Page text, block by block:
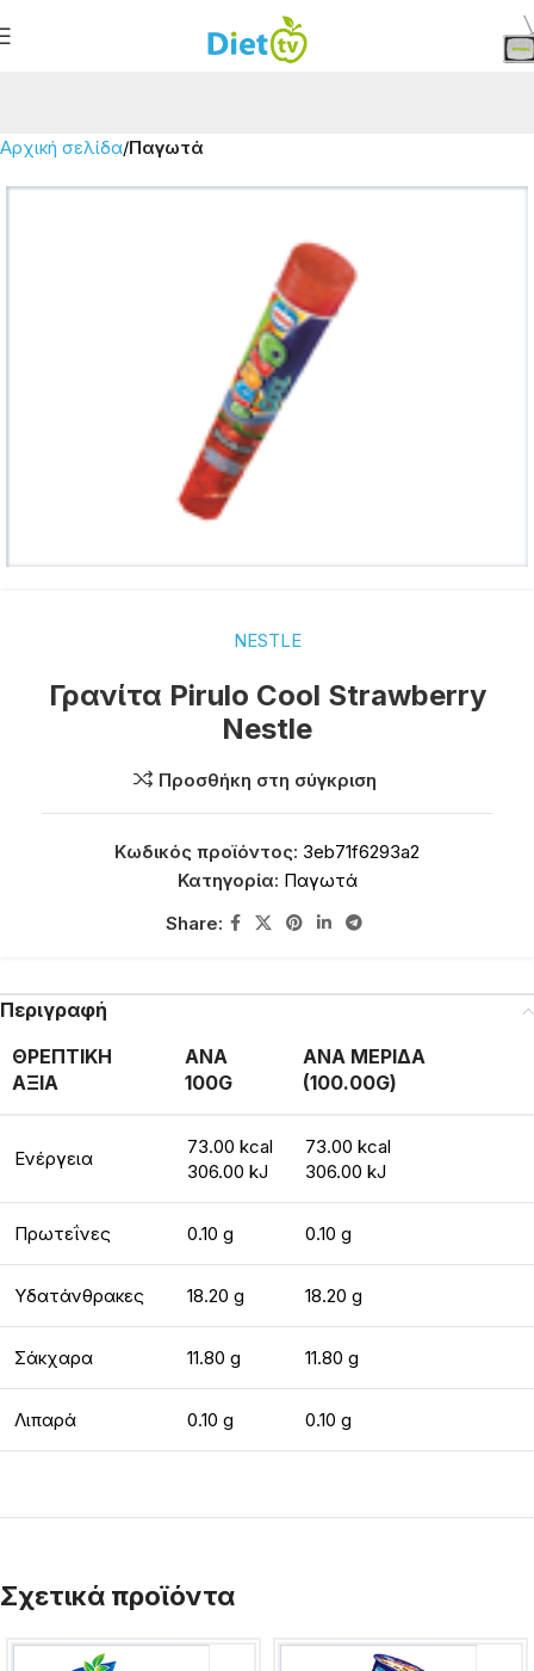
Αρχική σελίδα Παγωτά
NESTLE
Γρανίτα Pirulo Cool Strawberry
Nestle
Προσθήκη στη σύγκριση
Κωδικός προϊόντος: 3eb71f6293a2
Κατηγορία: Παγωτά
Share:
Περιγραφή
ΘΡΕΠΤΙΚΗ
ΑΞΙΑ
ΑΝΑ
100G
ΑΝΑ ΜΕΡΙΔΑ
(100.00G)
Ενέργεια
73.00 kcal
306.00 kJ
73.00 kcal
306.00 kJ
Πρωτεΐνες 0.10 g 0.10 g
Υδατάνθρακες 18.20 g 18.20 g
Σάκχαρα 11.80 g 11.80 g
Λιπαρά 0.10 g 0.10 g
Σχετικά προϊόντα